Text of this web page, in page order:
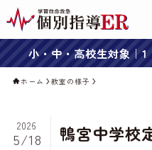
小・中・高校生対象｜
ホーム 教室の様子
鴨宮中学校
2026
5/18